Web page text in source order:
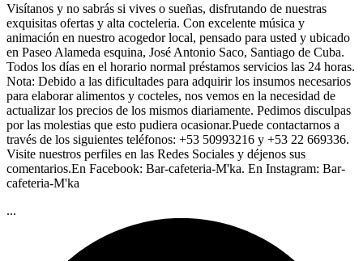
Visítanos y no sabrás si vives o sueñas, disfrutando de nuestras
exquisitas ofertas y alta cocteleria. Con excelente música y
animación en nuestro acogedor local, pensado para usted y ubicado
en Paseo Alameda esquina, José Antonio Saco, Santiago de Cuba.
Todos los días en el horario normal préstamos servicios las 24 horas.
Nota: Debido a las dificultades para adquirir los insumos necesarios
para elaborar alimentos y cocteles, nos vemos en la necesidad de
actualizar los precios de los mismos diariamente. Pedimos disculpas
por las molestias que esto pudiera ocasionar.Puede contactarnos a
través de los siguientes teléfonos: +53 50993216 y +53 22 669336.
Visite nuestros perfiles en las Redes Sociales y déjenos sus
comentarios.En Facebook: Bar-cafeteria-M'ka. En Instagram: Bar-
cafeteria-M'ka
...